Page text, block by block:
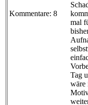
Kommentare: 8
mal
Tag
wäre